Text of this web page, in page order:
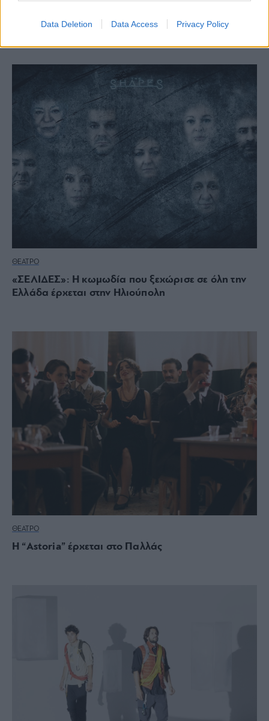
Data Deletion Data Access Privacy Policy
Δημοτικό Θέατρο Πειραιά
ΘΕΑΤΡΟ
«ΣΕΛΙΔΕΣ»: Η κωμωδία που ξεχώρισε σε όλη την
Ελλάδα έρχεται στην Ηλιούπολη
ΘΕΑΤΡΟ
H “Astoria” έρχεται στο Παλλάς